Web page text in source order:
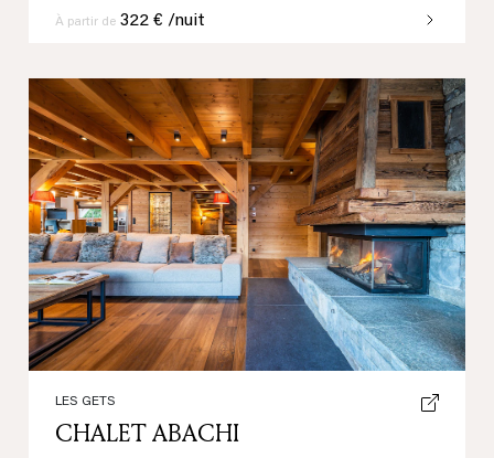
À partir de 322 € /nuit
Previous Next
LES GETS
CHALET ABACHI